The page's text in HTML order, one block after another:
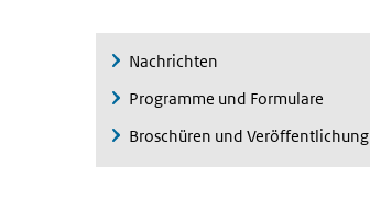
Nachrichten
Programme und Formulare
Broschüren und Veröffentlichung